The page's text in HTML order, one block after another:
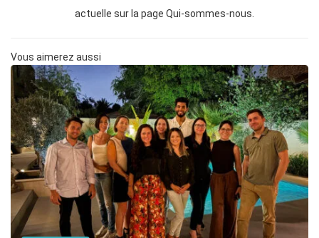
actuelle sur la page Qui-sommes-nous.
Vous aimerez aussi